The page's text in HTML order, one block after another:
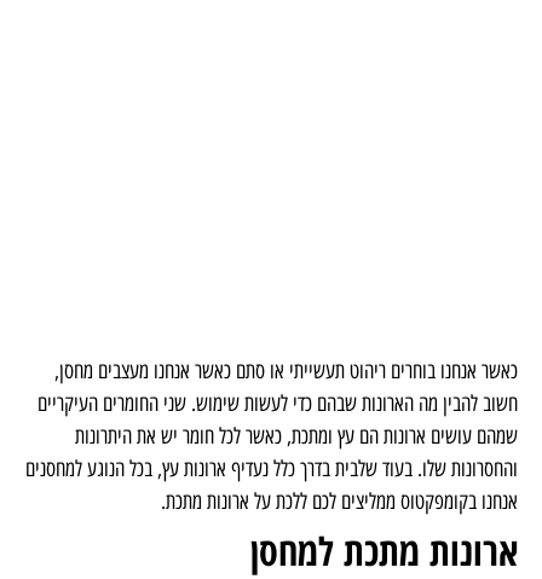
כאשר אנחנו בוחרים ריהוט תעשייתי או סתם כאשר אנחנו מעצבים מחסן,
חשוב להבין מה הארונות שבהם כדי לעשות שימוש. שני החומרים העיקריים
שמהם עושים ארונות הם עץ ומתכת, כאשר לכל חומר יש את היתרונות
והחסרונות שלו. בעוד שלבית בדרך כלל נעדיף ארונות עץ, בכל הנוגע למחסנים
אנחנו בקומפקטוס ממליצים לכם ללכת על ארונות מתכת.
ארונות מתכת למחסן